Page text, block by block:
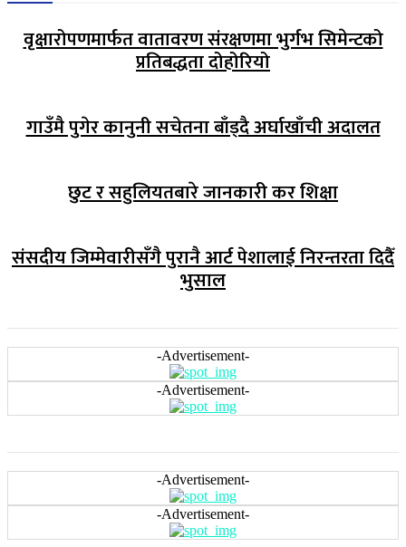
वृक्षारोपणमार्फत वातावरण संरक्षणमा भुर्गभ सिमेन्टको
प्रतिबद्धता दोहोरियो
गाउँमै पुगेर कानुनी सचेतना बाँड्दै अर्घाखाँची अदालत
छुट र सहुलियतबारे जानकारी कर शिक्षा
संसदीय जिम्मेवारीसँगै पुरानै आर्ट पेशालाई निरन्तरता दिदैँ
भुसाल
-Advertisement-
-Advertisement-
-Advertisement-
-Advertisement-